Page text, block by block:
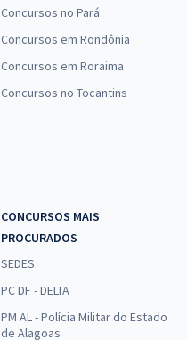
Concursos no Pará
Concursos em Rondônia
Concursos em Roraima
Concursos no Tocantins
CONCURSOS MAIS
PROCURADOS
SEDES
PC DF - DELTA
PM AL - Polícia Militar do Estado
de Alagoas